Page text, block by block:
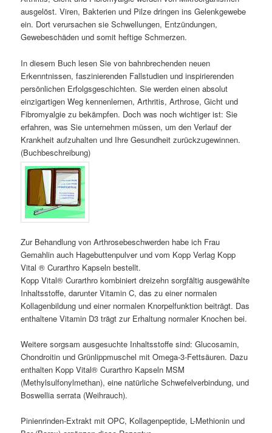
ausgelöst. Viren, Bakterien und Pilze dringen ins Gelenkgewebe
ein. Dort verursachen sie Schwellungen, Entzündungen,
Gewebeschäden und somit heftige Schmerzen.
In diesem Buch lesen Sie von bahnbrechenden neuen
Erkenntnissen, faszinierenden Fallstudien und inspirierenden
persönlichen Erfolgsgeschichten. Sie werden einen absolut
einzigartigen Weg kennenlernen, Arthritis, Arthrose, Gicht und
Fibromyalgie zu bekämpfen. Doch was noch wichtiger ist: Sie
erfahren, was Sie unternehmen müssen, um den Verlauf der
Krankheit aufzuhalten und Ihre Gesundheit zurückzugewinnen.
(Buchbeschreibung)
Zur Behandlung von Arthrosebeschwerden habe ich Frau
Gemahlin auch Hagebuttenpulver und vom Kopp Verlag Kopp
Vital ® Curarthro Kapseln bestellt.
Kopp Vital® Curarthro kombiniert dreizehn sorgfältig ausgewählte
Inhaltsstoffe, darunter Vitamin C, das zu einer normalen
Kollagenbildung und einer normalen Knorpelfunktion beiträgt. Das
enthaltene Vitamin D3 trägt zur Erhaltung normaler Knochen bei.
Weitere sorgsam ausgesuchte Inhaltsstoffe sind: Glucosamin,
Chondroitin und Grünlippmuschel mit Omega-3-Fettsäuren. Dazu
enthalten Kopp Vital® Curarthro Kapseln MSM
(Methylsulfonylmethan), eine natürliche Schwefelverbindung, und
Boswellia serrata (Weihrauch).
Pinienrinden-Extrakt mit OPC, Kollagenpeptide, L-Methionin und